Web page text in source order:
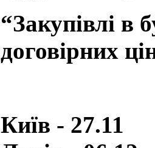
“Закупівлі в
договірних
Київ -